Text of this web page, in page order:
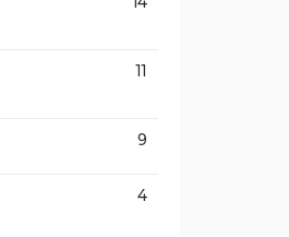
11
9
4